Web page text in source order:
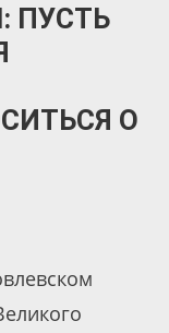
ПУСТЬ
О